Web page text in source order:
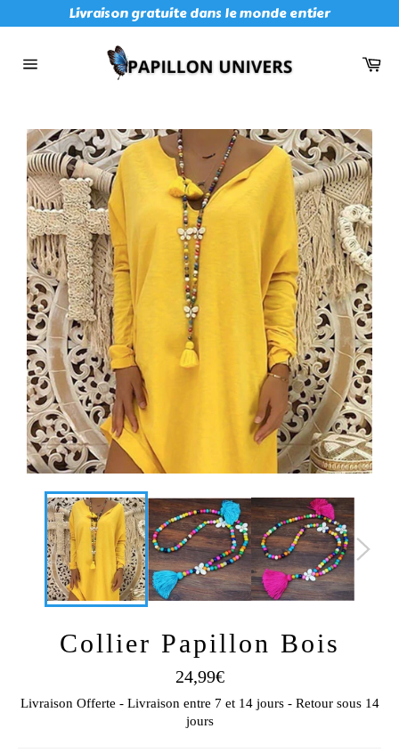
au
Livraison gratuite dans le monde entier
Collier Papillon Bois
Prix
régulier
24,99€
Livraison Offerte - Livraison entre 7 et 14 jours - Retour sous 14
jours